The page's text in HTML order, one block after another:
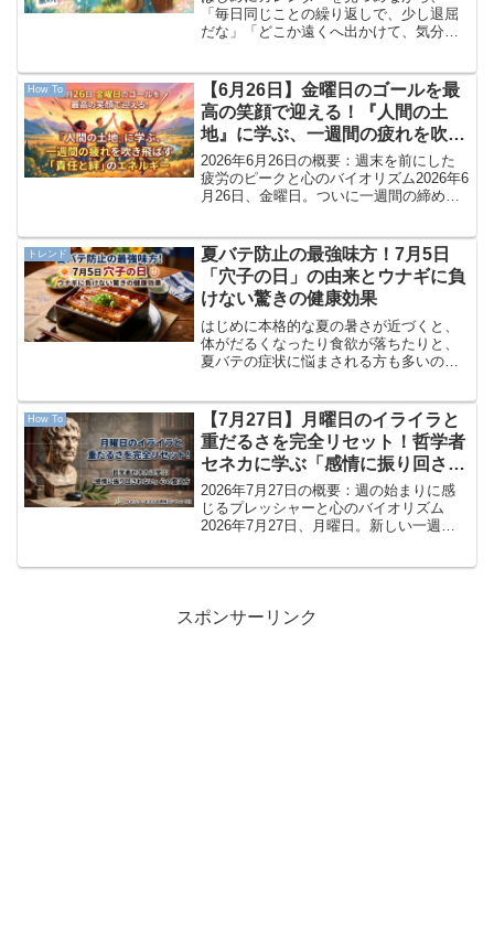
「毎日同じことの繰り返しで、少し退屈
だな」「どこか遠くへ出かけて、気分転
族のサポートなどで忙しく、あっという
間に過ぎていきます。そんな...
How To
【6月26日】金曜日のゴールを最
高の笑顔で迎える！『人間の土
地』に学ぶ、一週間の疲れを吹き
飛ばす「責任と絆」のエネルギー
2026年6月26日の概要：週末を前にした
疲労のピークと心のバイオリズム2026年6
月26日、金曜日。ついに一週間の締めく
う解放感がある一方で、月曜日から積み
重なった心身...
トレンド
夏バテ防止の最強味方！7月5日
「穴子の日」の由来とウナギに負
けない驚きの健康効果
はじめに本格的な夏の暑さが近づくと、
体がだるくなったり食欲が落ちたりと、
夏バテの症状に悩まされる方も多いので
実は7月にあることをご存じですか？今回
は、知っているようで意...
How To
【7月27日】月曜日のイライラと
重だるさを完全リセット！哲学者
セネカに学ぶ「感情に振り回され
ない」心の整え方
2026年7月27日の概要：週の始まりに感
じるプレッシャーと心のバイオリズム
2026年7月27日、月曜日。新しい一週間
スポンサーリンク